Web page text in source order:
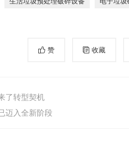
赞 收藏
了转型契机
迈入全新阶段